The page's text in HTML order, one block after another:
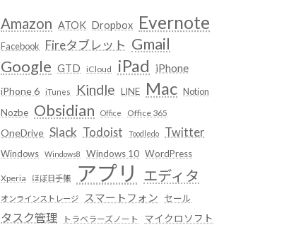
Amazon ATOK Dropbox Evernote
Facebook Fireタブレット Gmail
Google GTD iCloud iPad iPhone
iPhone 6 iTunes Kindle LINE Mac Notion
Nozbe Obsidian Office Office 365
OneDrive Slack Todoist Toodledo Twitter
Windows Windows8 Windows 10 WordPress
Xperia ほぼ日手帳 アプリ エディタ
オンラインストレージ スマートフォン セール
タスク管理 トラベラーズノート マイクロソフト